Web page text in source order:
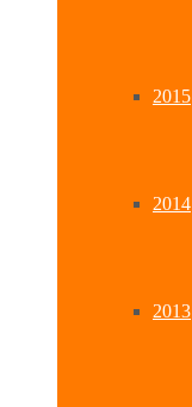
2015
2014
2013